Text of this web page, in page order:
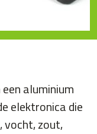
aluminium
elektronica die
vocht, zout,